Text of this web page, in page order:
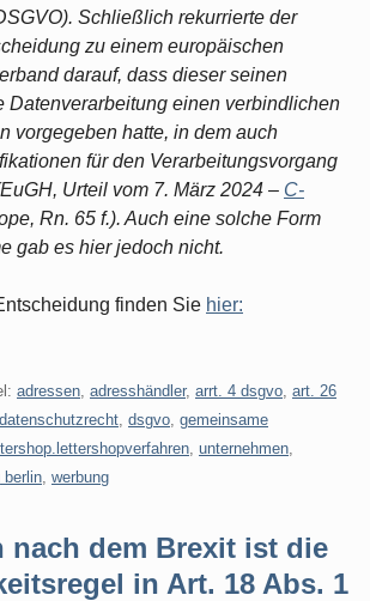
Schließlich rekurrierte der
zu einem europäischen
darauf, dass dieser seinen
Datenverarbeitung einen verbindlichen
vorgegeben hatte, in dem auch
für den Verarbeitungsvorgang
Urteil vom 7. März 2024 – C-
Rn. 65 f.). Auch eine solche Form
gab es hier jedoch nicht.
finden Sie hier:
adressen adresshändler, arrt. 4 dsgvo art. 26
datenschutzrecht dsgvo gemeinsame
unternehmen
berlin werbung
nach dem Brexit ist die
in Art. 18 Abs. 1